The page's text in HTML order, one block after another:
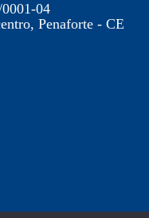
04
Penaforte - CE